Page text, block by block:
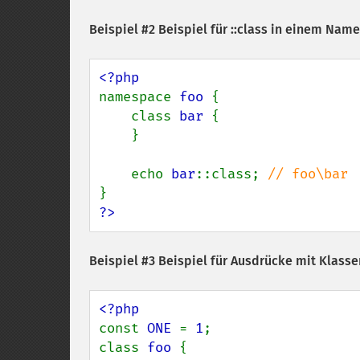
Beispiel #2 Beispiel für ::class in einem
namespace foo {
    class
bar {
    echo
bar::class;
?>
Beispiel #3 Beispiel für Ausdrücke mit
const ONE = 1;
class foo {